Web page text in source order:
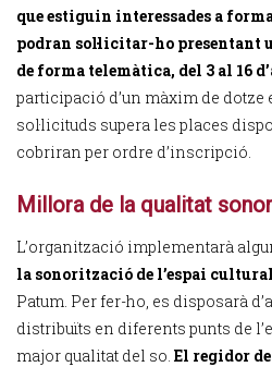
que estiguin interessades a
podran sol·licitar-ho presentant
de forma telemàtica, del 3 al 16
participació d’un màxim de dotze
sol·licituds supera les places
cobriran per ordre d’inscripció.
Millora de la qualitat
L’organització implementarà
la sonorització de l’espai cultural
Patum. Per fer-ho, es disposarà
distribuïts en diferents punts de
major qualitat del so. El regidor